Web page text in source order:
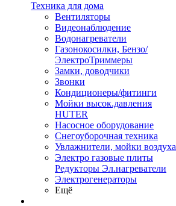
Техника для дома
Вентиляторы
Видеонаблюдение
Водонагреватели
Газонокосилки, Бензо/
ЭлектроТриммеры
Замки, доводчики
Звонки
Кондиционеры/фитинги
Мойки высок.давления
HUTER
Насосное оборудование
Снегоуборочная техника
Увлажнители, мойки воздуха
Электро газовые плиты
Редукторы Эл.нагреватели
Электрогенераторы
Ещё